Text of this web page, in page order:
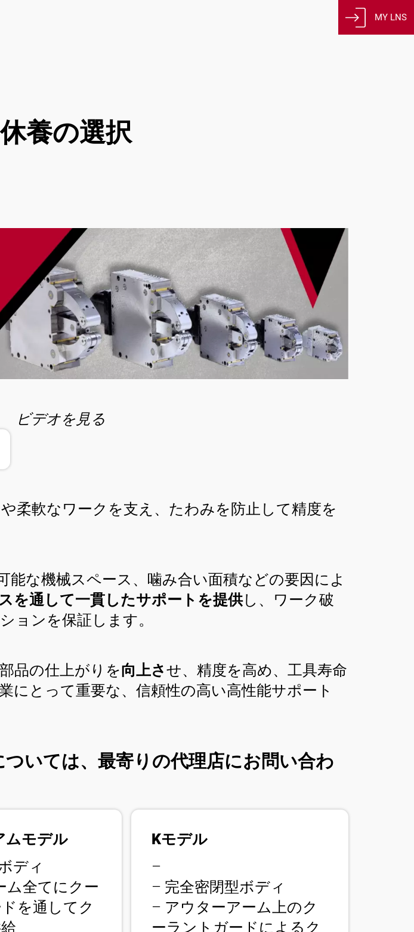
養の選択
ビデオを見る
柔軟なワークを支え、たわみを防止して精度を
な機械スペース、噛み合い面積などの要因によ
を通して一貫したサポートを提供し、ワーク破
ョンを保証します。
部品の仕上がりを向上させ、精度を高め、工具寿命
にとって重要な、信頼性の高い高性能サポート
ついては、最寄りの代理店にお問い合わ
ムモデル
ディ
ム全てにクー
を通してク
Kモデル
–
– 完全密閉型ボディ
– アウターアーム上のク
ーラントガードによるク
MY LNS